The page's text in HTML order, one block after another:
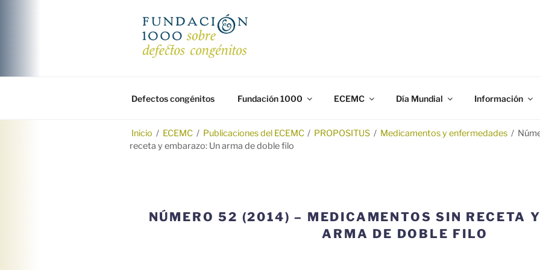
Defectos congénitos Fundación 1000 ECEMC Día Mundial Información
Inicio / ECEMC / Publicaciones del ECEMC / PROPOSITUS / Medicamentos y enfermedades /
receta y embarazo: Un arma de doble filo
NÚMERO 52 (2014) – MEDICAMENTOS SIN RECETA
ARMA DE DOBLE FILO